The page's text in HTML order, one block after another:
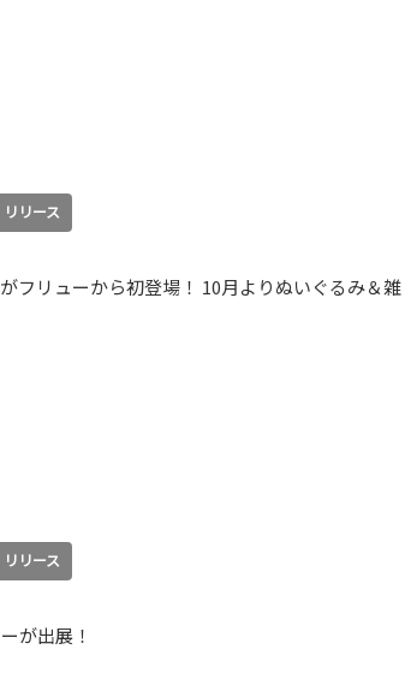
リリース
フリューから初登場！ 10月よりぬいぐるみ＆雑
リリース
が出展！